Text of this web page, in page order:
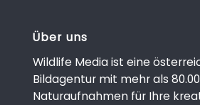
Über uns
Wildlife Media ist eine
Bildagentur mit mehr als
Naturaufnahmen für Ihre